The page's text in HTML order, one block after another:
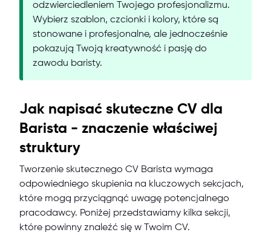
odzwierciedleniem Twojego profesjonalizmu.
Wybierz szablon, czcionki i kolory, które są
stonowane i profesjonalne, ale jednocześnie
pokazują Twoją kreatywność i pasję do
zawodu baristy.
Jak napisać skuteczne CV dla
Barista - znaczenie właściwej
struktury
Tworzenie skutecznego CV Barista wymaga
odpowiedniego skupienia na kluczowych sekcjach,
które mogą przyciągnąć uwagę potencjalnego
pracodawcy. Poniżej przedstawiamy kilka sekcji,
które powinny znaleźć się w Twoim CV.